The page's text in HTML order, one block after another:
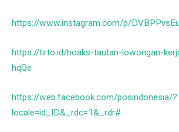
https://www.instagram.com/p/
https://tirto.id/hoaks-tautan-lowongan-
hqQe
https://web.facebook.com/posindonesia/?
locale=id_ID&_rdc=1&_rdr#